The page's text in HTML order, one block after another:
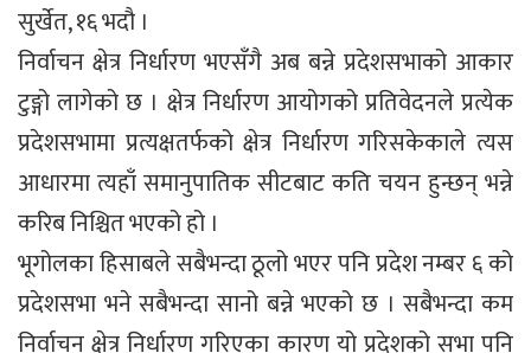
सुर्खेत, १६ भदौ ।
निर्वाचन क्षेत्र निर्धारण भएसँगै अब बन्ने प्रदेशसभाको आकार
टुङ्गो लागेको छ । क्षेत्र निर्धारण आयोगको प्रतिवेदनले प्रत्येक
प्रदेशसभामा प्रत्यक्षतर्फको क्षेत्र निर्धारण गरिसकेकाले त्यस
आधारमा त्यहाँ समानुपातिक सीटबाट कति चयन हुन्छन् भन्ने
करिब निश्चित भएको हो ।
भूगोलका हिसाबले सबैभन्दा ठूलो भएर पनि प्रदेश नम्बर ६ को
प्रदेशसभा भने सबैभन्दा सानो बन्ने भएको छ । सबैभन्दा कम
निर्वाचन क्षेत्र निर्धारण गरिएका कारण यो प्रदेशको सभा पनि